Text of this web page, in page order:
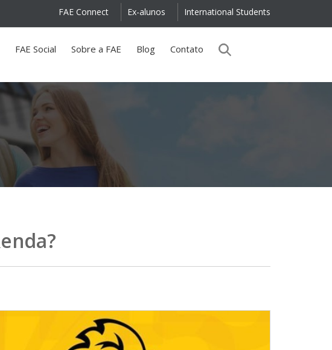
International Students
Ex-alunos
FAE Connect
FAE Social Sobre a FAE Blog Contato